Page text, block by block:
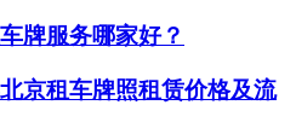
牌服务哪家好？
京租车牌照租赁价格及流